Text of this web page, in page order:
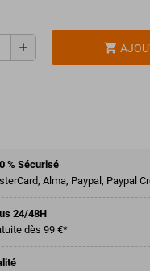
add shopping_cart
% Sécurisé
Alma, Paypal, Paypal
24/48H
dès 99 €*